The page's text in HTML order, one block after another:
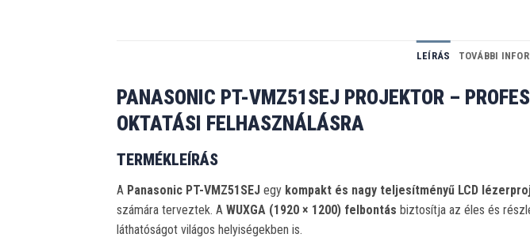
LEÍRÁS TOVÁBBI
PANASONIC PT-VMZ51SEJ PROJEKTOR –
OKTATÁSI FELHASZNÁLÁSRA
TERMÉKLEÍRÁS
A Panasonic PT-VMZ51SEJ egy kompakt és nagy teljesítményű LCD
számára terveztek. A WUXGA (1920 × 1200) felbontás biztosítja az éles és
láthatóságot világos helyiségekben is.